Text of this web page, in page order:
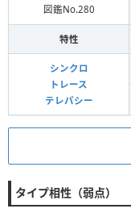
図鑑No.280
特性
シンクロ
トレース
テレパシー
HP 135
タイプ相性（弱点）